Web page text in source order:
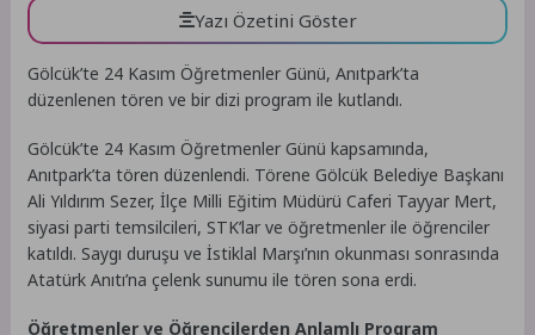
Yazı Özetini Göster
Gölcük’te 24 Kasım Öğretmenler Günü, Anıtpark’ta
düzenlenen tören ve bir dizi program ile kutlandı.
Gölcük’te 24 Kasım Öğretmenler Günü kapsamında,
Anıtpark’ta tören düzenlendi. Törene Gölcük Belediye Başkanı
Ali Yıldırım Sezer, İlçe Milli Eğitim Müdürü Caferi Tayyar Mert,
siyasi parti temsilcileri, STK’lar ve öğretmenler ile öğrenciler
katıldı. Saygı duruşu ve İstiklal Marşı’nın okunması sonrasında
Atatürk Anıtı’na çelenk sunumu ile tören sona erdi.
Öğretmenler ve Öğrencilerden Anlamlı Program